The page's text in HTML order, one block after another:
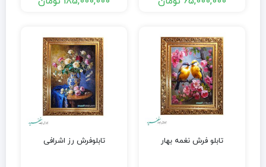
تابلو فرش نغمه بهار تابلوفرش رز اشرافی